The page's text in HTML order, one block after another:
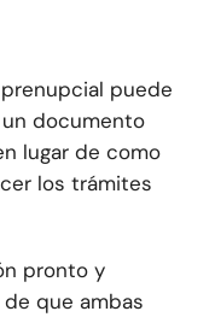
puede
documento
lugar de como
los trámites
pronto y
que ambas